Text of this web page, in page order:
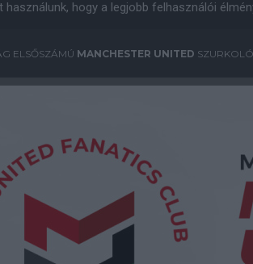
hogy a legjobb felhasználói
ELSŐSZÁMÚ MANCHESTER UNITED